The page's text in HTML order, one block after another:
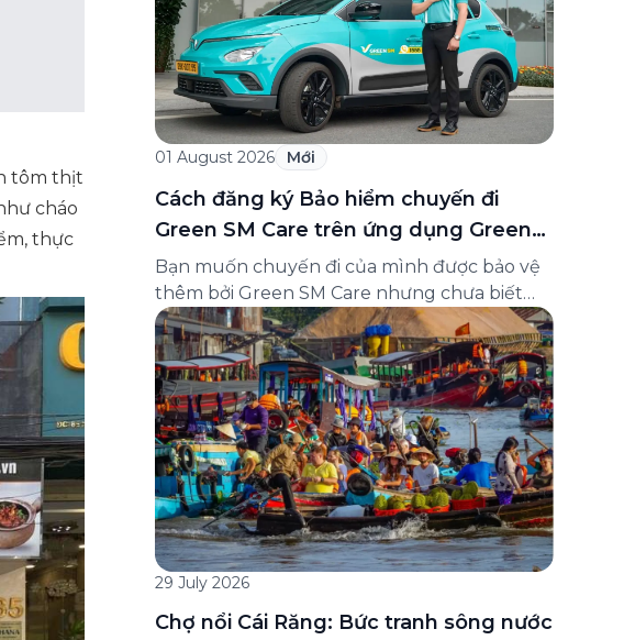
tôm thịt
cháo
thực
01 August 2026 Mới
Cách đăng ký Bảo hiểm chuyến đi
Green SM Care trên ứng dụng Green
SM
Bạn muốn chuyến đi của mình được bảo vệ
thêm bởi Green SM Care nhưng chưa biết
đăng ký ở đâu? Bài viết dưới đây sẽ hướng
dẫn chi tiết cách tham gia (và hủy tham gia)
gói bảo hiểm này ngay trên ứng dụng Green
SM, cùng những lưu ý quan trọng trước khi
[…]
29 July 2026
Chợ nổi Cái Răng: Bức tranh sông nước